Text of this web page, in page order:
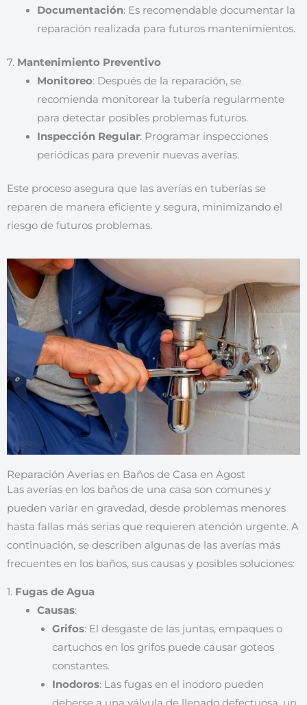
Documentación: Es recomendable documentar la
reparación realizada para futuros mantenimientos.
7. Mantenimiento Preventivo
Monitoreo: Después de la reparación, se
recomienda monitorear la tubería regularmente
para detectar posibles problemas futuros.
Inspección Regular: Programar inspecciones
periódicas para prevenir nuevas averías.
Este proceso asegura que las averías en tuberías se
reparen de manera eficiente y segura, minimizando el
riesgo de futuros problemas.
Reparación Averias en Baños de Casa en Agost
Las averías en los baños de una casa son comunes y
pueden variar en gravedad, desde problemas menores
hasta fallas más serias que requieren atención urgente. A
continuación, se describen algunas de las averías más
frecuentes en los baños, sus causas y posibles soluciones:
1. Fugas de Agua
Causas:
Grifos: El desgaste de las juntas, empaques o
cartuchos en los grifos puede causar goteos
constantes.
Inodoros: Las fugas en el inodoro pueden